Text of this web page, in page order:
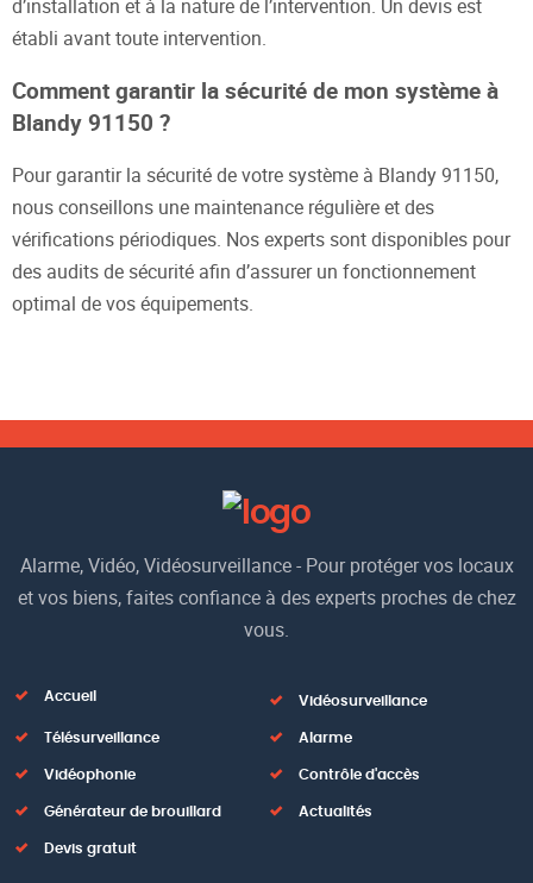
d’installation et à la nature de l’intervention. Un devis est
établi avant toute intervention.
Comment garantir la sécurité de mon système à
Blandy 91150 ?
Pour garantir la sécurité de votre système à Blandy 91150,
nous conseillons une maintenance régulière et des
vérifications périodiques. Nos experts sont disponibles pour
des audits de sécurité afin d’assurer un fonctionnement
optimal de vos équipements.
Alarme, Vidéo, Vidéosurveillance - Pour protéger vos locaux
et vos biens, faites confiance à des experts proches de chez
vous.
Accueil Vidéosurveillance
Télésurveillance Alarme
Vidéophonie Contrôle d'accès
Générateur de brouillard Actualités
Devis gratuit